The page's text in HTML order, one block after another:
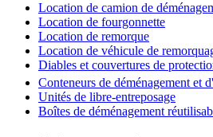
Location de camion de
Location de fourgonnette
Location de remorque
Location de véhicule de
Diables et couvertures de
Conteneurs de déménagement et
Unités de libre-entreposage
Boîtes de déménagement